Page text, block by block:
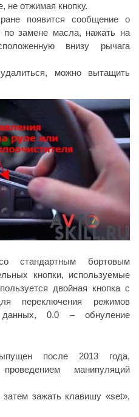
не отжимая кнопку.
появится сообщение о
по замене масла, нажать на
внизу рычага
можно вытащить
стандартным бортовым
кнопки, используемые
двойная кнопка с
переключения режимов
0.0 – обнуление
после 2013 года,
манипуляций
зажать клавишу «set»,